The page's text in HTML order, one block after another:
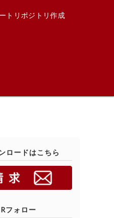
トリポジトリ作成
ロードはこちら
フォロー